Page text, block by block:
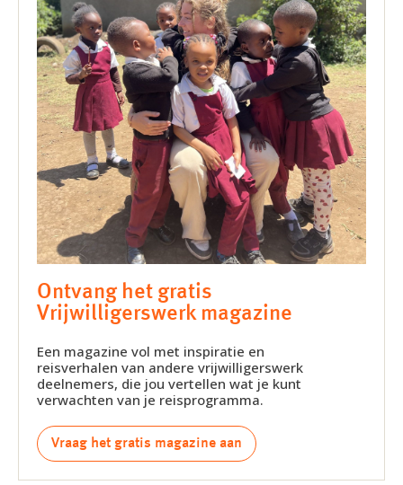
Ontvang het gratis
Vrijwilligerswerk magazine
Een magazine vol met inspiratie en
reisverhalen van andere vrijwilligerswerk
deelnemers, die jou vertellen wat je kunt
verwachten van je reisprogramma.
Vraag het gratis magazine aan